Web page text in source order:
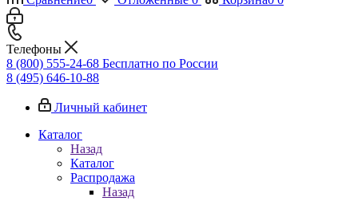
Телефоны
8 (800) 555-24-68 Бесплатно по России
8 (495) 646-10-88
Личный кабинет
Каталог
Назад
Каталог
Распродажа
Назад